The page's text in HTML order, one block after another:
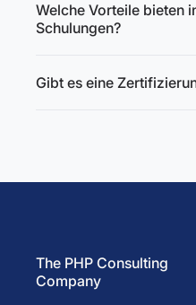
Welche Vorteile bieten
Schulungen?
Gibt es eine
The PHP Consulting
Company